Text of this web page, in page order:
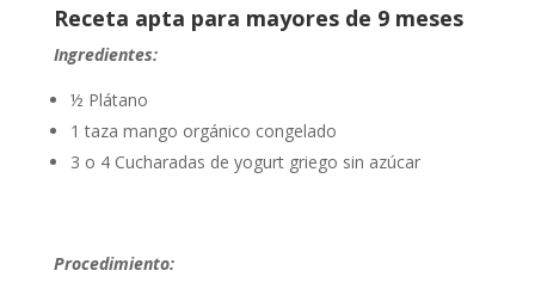
Receta apta para mayores de 9 meses
Ingredientes:
½ Plátano
1 taza mango orgánico congelado
3 o 4 Cucharadas de yogurt griego sin azúcar
Procedimiento: